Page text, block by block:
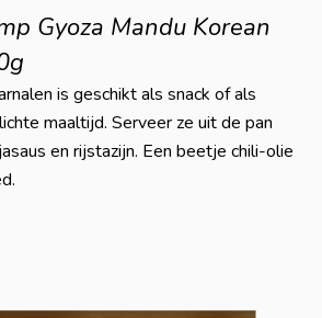
Gyoza Mandu Korean
is geschikt als snack of als
maaltijd. Serveer ze uit de pan
en rijstazijn. Een beetje chili-olie